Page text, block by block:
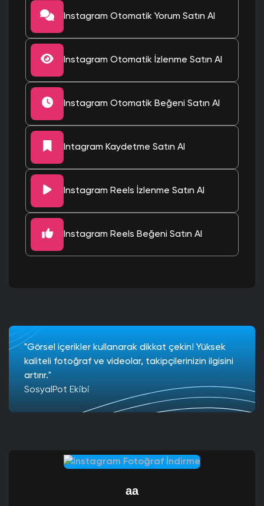
Instagram Otomatik Yorum Satın Al
Instagram Otomatik İzlenme Satın Al
Instagram Otomatik Beğeni Satın Al
Intagram Kaydetme Satın Al
Instagram Reels İzlenme Satın Al
Instagram Reels Beğeni Satın Al
"Görsel içerikler kullanarak dikkat çekin! Yüksek
kaliteli fotoğraf ve videolar, takipçilerinizin ilgisini
artırır."
SosyalPot Ekibi
aa